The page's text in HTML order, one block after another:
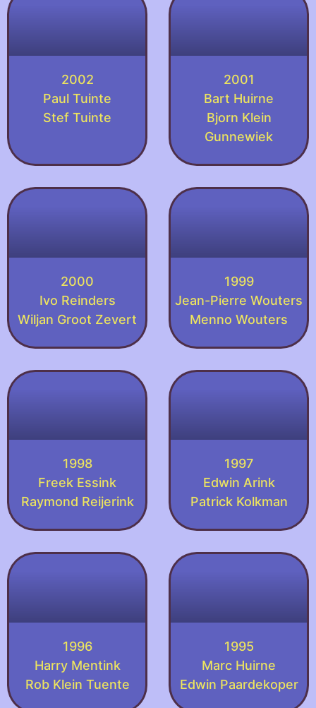
2002
Paul Tuinte
Stef Tuinte
2001
Bart Huirne
Bjorn Klein
Gunnewiek
2000
Ivo Reinders
Wiljan Groot Zevert
1999
Jean-Pierre Wouters
Menno Wouters
1998
Freek Essink
Raymond Reijerink
1997
Edwin Arink
Patrick Kolkman
1996
Harry Mentink
Rob Klein Tuente
1995
Marc Huirne
Edwin Paardekoper